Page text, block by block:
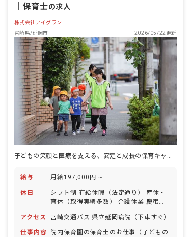
保育士の求人
株式会社アイグラン
宮崎県/延岡市
2026/05/22更新
子どもの笑顔と医療を支える、安定と成長の保育キャリア
給与 月給197,000円 ~
休日
シフト制 有給休暇（法定通り） 産休・
育休（取得実績多数） 介護休業 慶弔休
日以上の休日を付与）
アクセス 宮崎交通バス 県立延岡病院（下車すぐ）
仕事内容
院内保育園の保育士のお仕事（子どもの